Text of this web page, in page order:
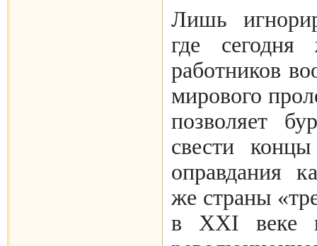
Лишь
где сегодня
работников
мирового
позволяет
свести
оправдания
же страны
в XXI веке